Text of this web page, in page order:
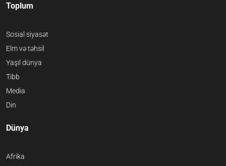
Toplum
Sosial siyasət
Elm və təhsil
Yaşıl dünya
Tibb
Media
Din
Dünya
Afrika